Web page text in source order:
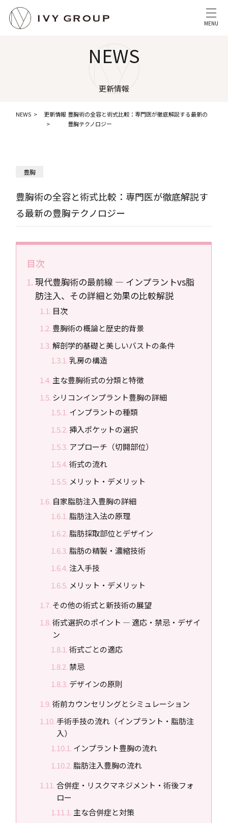
MENU
NEWS
更新情報
NEWS 更新情報 豊胸術の全容と術式比較：専門医が徹底解説する最新の
豊胸テクノロジー
豊胸
豊胸術の全容と術式比較：専門医が徹底解説す
る最新の豊胸テクノロジー
目次
現代豊胸術の最前線 ― インプラントvs脂
肪注入、その詳細と効果の比較解説
目次
豊胸術の概論と歴史的背景
解剖学的基礎と美しいバストの条件
乳房の構造
主な豊胸術式の分類と特徴
シリコンインプラント豊胸の詳細
インプラントの種類
挿入ポケットの選択
アプローチ（切開部位）
術式の流れ
メリット・デメリット
自家脂肪注入豊胸の詳細
脂肪注入法の原理
脂肪採取部位とデザイン
脂肪の精製・濃縮技術
注入手技
メリット・デメリット
その他の術式と新技術の展望
術式選択のポイント ― 適応・禁忌・デザイ
ン
術式ごとの適応
禁忌
デザインの原則
術前カウンセリングとシミュレーション
手術手技の流れ（インプラント・脂肪注
入）
インプラント豊胸の流れ
脂肪注入豊胸の流れ
合併症・リスクマネジメント・術後フォ
ロー
主な合併症と対策